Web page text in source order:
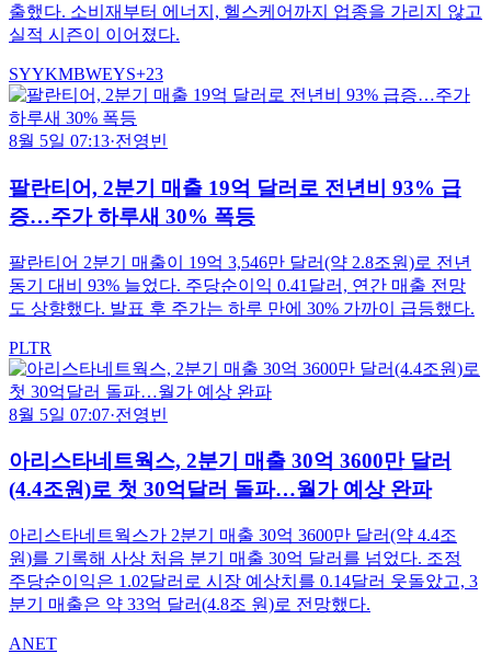
출했다. 소비재부터 에너지, 헬스케어까지 업종을 가리지 않고
실적 시즌이 이어졌다.
SYYKMBWEYS+23
8월 5일 07:13·전영빈
팔란티어, 2분기 매출 19억 달러로 전년비 93% 급
증…주가 하루새 30% 폭등
팔란티어 2분기 매출이 19억 3,546만 달러(약 2.8조원)로 전년
동기 대비 93% 늘었다. 주당순이익 0.41달러, 연간 매출 전망
도 상향했다. 발표 후 주가는 하루 만에 30% 가까이 급등했다.
PLTR
8월 5일 07:07·전영빈
아리스타네트웍스, 2분기 매출 30억 3600만 달러
(4.4조원)로 첫 30억달러 돌파…월가 예상 완파
아리스타네트웍스가 2분기 매출 30억 3600만 달러(약 4.4조
원)를 기록해 사상 처음 분기 매출 30억 달러를 넘었다. 조정
주당순이익은 1.02달러로 시장 예상치를 0.14달러 웃돌았고, 3
분기 매출은 약 33억 달러(4.8조 원)로 전망했다.
ANET